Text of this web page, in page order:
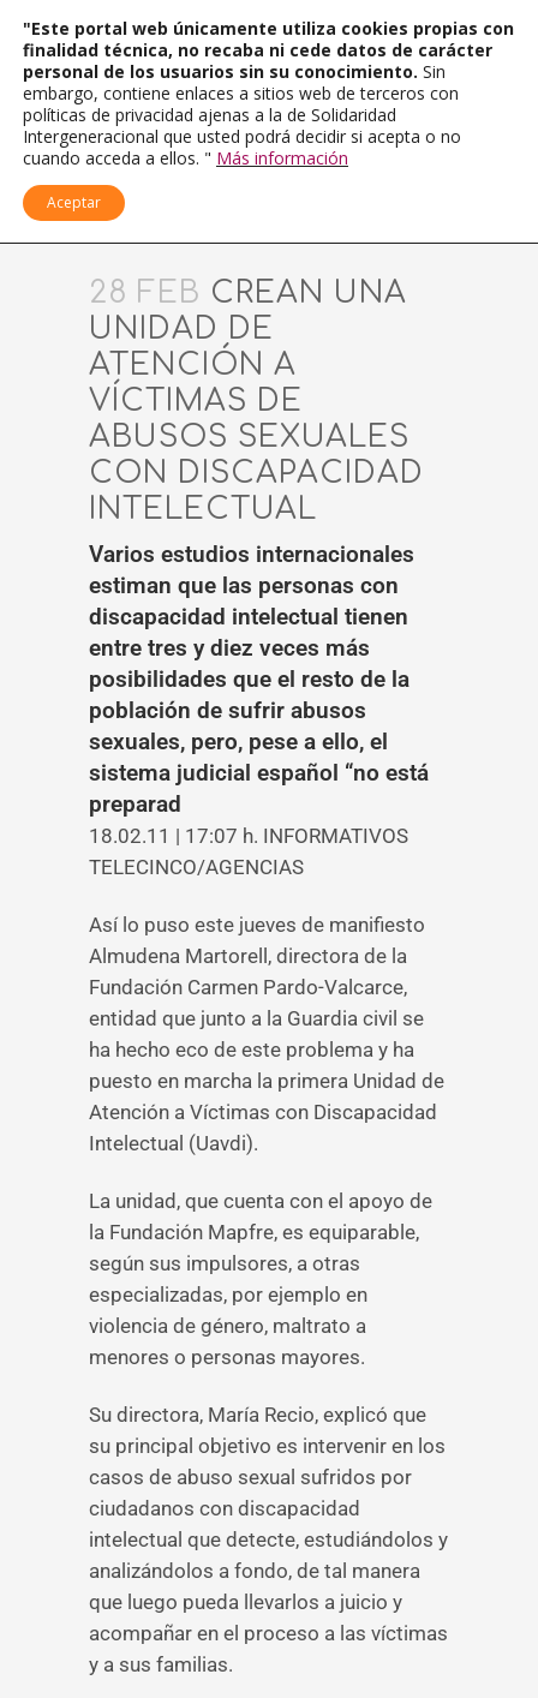
28 FEB CREAN UNA
UNIDAD DE
ATENCIÓN A
VÍCTIMAS DE
ABUSOS SEXUALES
CON DISCAPACIDAD
INTELECTUAL
Varios estudios internacionales
estiman que las personas con
discapacidad intelectual tienen
entre tres y diez veces más
posibilidades que el resto de la
población de sufrir abusos
sexuales, pero, pese a ello, el
sistema judicial español “no está
preparad
18.02.11 | 17:07 h. INFORMATIVOS
TELECINCO/AGENCIAS
Así lo puso este jueves de manifiesto
Almudena Martorell, directora de la
Fundación Carmen Pardo-Valcarce,
entidad que junto a la Guardia civil se
ha hecho eco de este problema y ha
puesto en marcha la primera Unidad de
Atención a Víctimas con Discapacidad
Intelectual (Uavdi).
La unidad, que cuenta con el apoyo de
la Fundación Mapfre, es equiparable,
según sus impulsores, a otras
especializadas, por ejemplo en
violencia de género, maltrato a
menores o personas mayores.
Su directora, María Recio, explicó que
su principal objetivo es intervenir en los
casos de abuso sexual sufridos por
ciudadanos con discapacidad
intelectual que detecte, estudiándolos y
analizándolos a fondo, de tal manera
que luego pueda llevarlos a juicio y
acompañar en el proceso a las víctimas
y a sus familias.
"Este portal web únicamente utiliza cookies propias con
finalidad técnica, no recaba ni cede datos de carácter
personal de los usuarios sin su conocimiento. Sin
embargo, contiene enlaces a sitios web de terceros con
políticas de privacidad ajenas a la de Solidaridad
Intergeneracional que usted podrá decidir si acepta o no
cuando acceda a ellos. " Más información
Aceptar